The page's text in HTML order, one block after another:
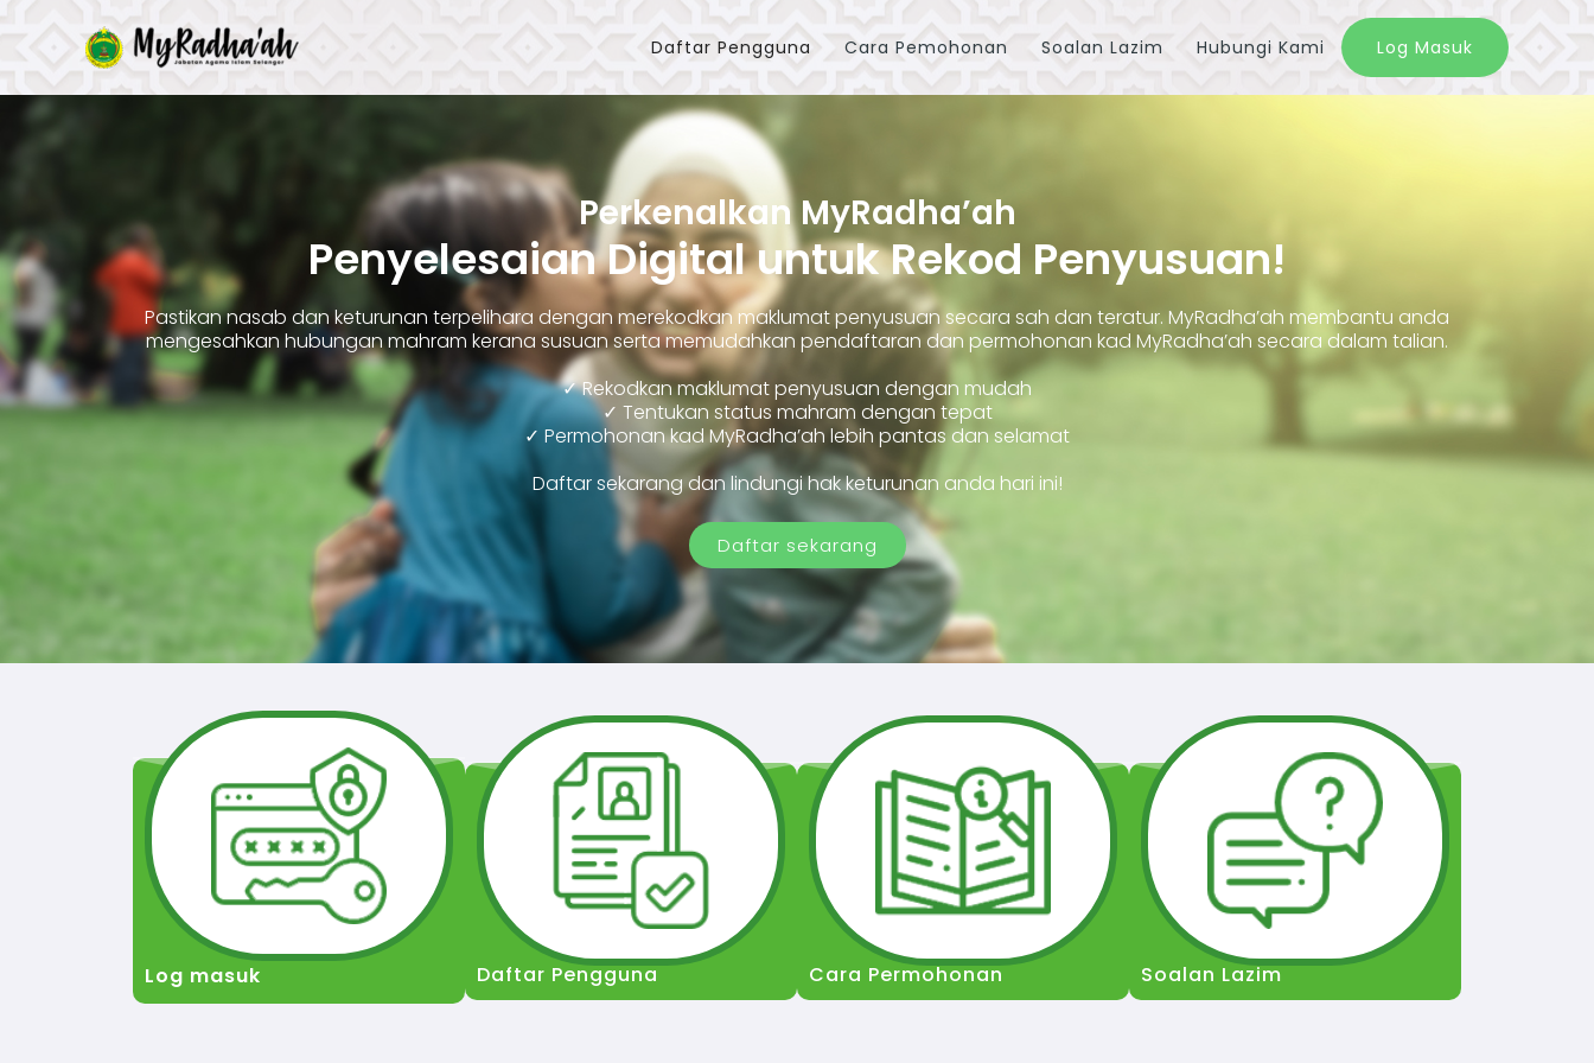
Skip
to
content
Daftar Pengguna Cara Pemohonan Soalan Lazim Hubungi Kami Log Masuk
Perkenalkan MyRadha’ah
Penyelesaian Digital untuk Rekod Penyusuan!
Pastikan nasab dan keturunan terpelihara dengan merekodkan maklumat penyusuan secara sah dan teratur. MyRadha’ah membantu anda
mengesahkan hubungan mahram kerana susuan serta memudahkan pendaftaran dan permohonan kad MyRadha’ah secara dalam talian.
✓ Rekodkan maklumat penyusuan dengan mudah
✓ Tentukan status mahram dengan tepat
✓ Permohonan kad MyRadha’ah lebih pantas dan selamat
Daftar sekarang dan lindungi hak keturunan anda hari ini!
Daftar sekarang
Log masuk Daftar Pengguna Cara Permohonan Soalan Lazim